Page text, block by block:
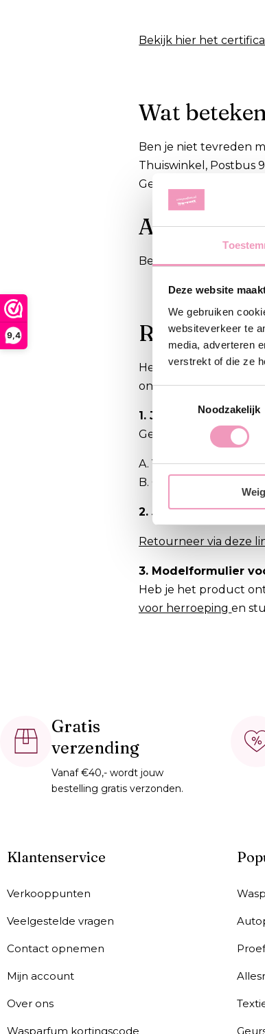
Deze website
We gebruiken
websiteverkeer te
media, adverteren
verstrekt of die ze
Toestemmingsselectie
Noodzakelijk
9,4
Bekijk hier het
Wat
Ben je niet tevreden
Thuiswinkel, Postbus
Geschillencommissie
Algemene
Bekijk de algemene
Heb je besteld en wil
onderweg is, willen
1. Je hebt net
Geef dat zo snel
A. Vermeld je
B. Geef door welke
2. Je hebt het
Retourneer via deze
3. Modelformulier
Heb je het product
voor herroepingen
Gratis
verzending
Vanaf €40,- wordt jouw
bestelling gratis verzonden.
Klantenservice
Verkooppunten
Veelgestelde vragen
Contact opnemen
Mijn account
Over ons
Wasparfum kortingscode